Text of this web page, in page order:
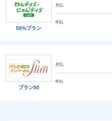
50%プラン
月払
年払
プラン50
月払
年払